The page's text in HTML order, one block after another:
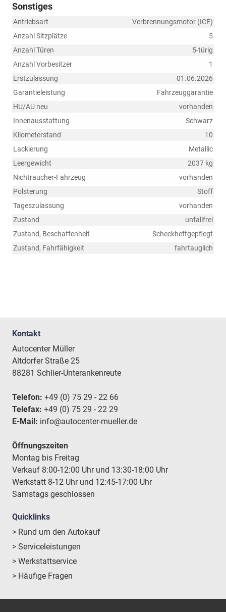
Sonstiges
Antriebsart
Verbrennungsmotor (ICE)
Anzahl Sitzplätze
5
Anzahl Türen
5-türig
Anzahl Vorbesitzer
1
Erstzulassung
01.06.2026
Garantieleistung
Fahrzeuggarantie
HU/AU neu
vorhanden
Innenausstattung
Schwarz
Kilometerstand
10
Lackierung
Metallic
Leergewicht
2037 kg
Nichtraucher-Fahrzeug
vorhanden
Polsterung
Stoff
Tageszulassung
vorhanden
Zustand
unfallfrei
Zustand, Beschaffenheit
Scheckheftgepflegt
Zustand, Fahrfähigkeit
fahrtauglich
Kontakt
Autocenter Müller
Altdorfer Straße 25
88281 Schlier-Unterankenreute
Telefon: +49 (0) 75 29 - 22 66
Telefax: +49 (0) 75 29 - 22 29
E-Mail: info@autocenter-mueller.de
Öffnungszeiten
Montag bis Freitag
Verkauf 8:00-12:00 Uhr und 13:30-18:00 Uhr
Werkstatt 8-12 Uhr und 12:45-17:00 Uhr
Samstags geschlossen
Quicklinks
> Rund um den Autokauf
> Serviceleistungen
> Werkstattservice
> Häufige Fragen